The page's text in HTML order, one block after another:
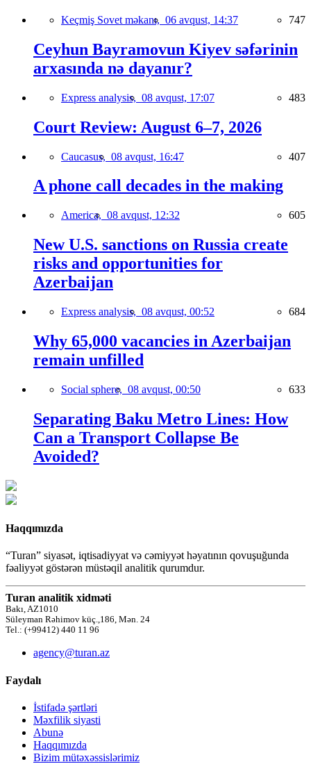
Keçmiş Sovet məkanı, 06 avqust, 14:37 747
Ceyhun Bayramovun Kiyev səfərinin
arxasında nə dayanır?
Express analysis, 08 avqust, 17:07 483
Court Review: August 6–7, 2026
Caucasus, 08 avqust, 16:47 407
A phone call decades in the making
America, 08 avqust, 12:32 605
New U.S. sanctions on Russia create
risks and opportunities for
Azerbaijan
Express analysis, 08 avqust, 00:52 684
Why 65,000 vacancies in Azerbaijan
remain unfilled
Social sphere, 08 avqust, 00:50 633
Separating Baku Metro Lines: How
Can a Transport Collapse Be
Avoided?
Haqqımızda
“Turan” siyasət, iqtisadiyyat və cəmiyyət həyatının qovuşuğunda
fəaliyyət göstərən müstəqil analitik qurumdur.
Turan analitik xidməti
Bakı, AZ1010
Süleyman Rəhimov küç.,186, Mən. 24
Tel.: (+99412) 440 11 96
agency@turan.az
Faydalı
İstifadə şərtləri
Məxfilik siyasti
Abunə
Haqqımızda
Bizim mütəxəssislərimiz